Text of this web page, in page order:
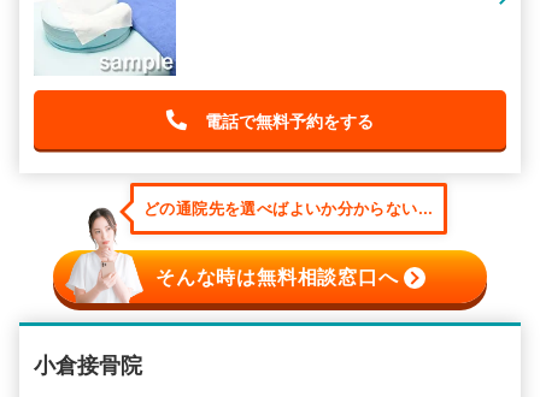
電話で無料予約をする
どの通院先を選べばよいか分からない...
そんな時は無料相談窓口へ
小倉接骨院